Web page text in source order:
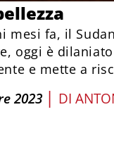
mesi fa, il
oggi è
e mette a
2023 | DI